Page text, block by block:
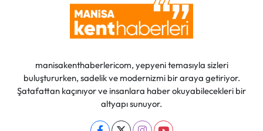
manisakenthaberlericom, yepyeni temasıyla sizleri
buluştururken, sadelik ve modernizmi bir araya getiriyor.
Şatafattan kaçınıyor ve insanlara haber okuyabilecekleri bir
altyapı sunuyor.